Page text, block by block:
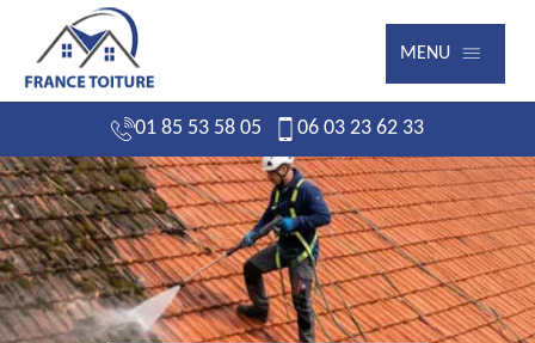
MENU
01 85 53 58 05 06 03 23 62 33